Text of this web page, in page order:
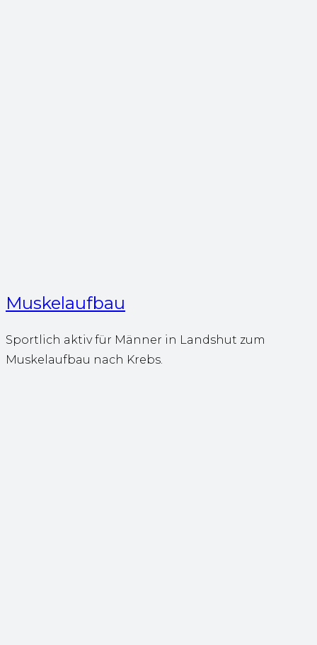
Muskelaufbau
Sportlich aktiv für Männer in Landshut zum
Muskelaufbau nach Krebs.